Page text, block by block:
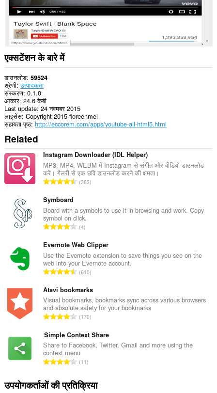
एक्सटेंशन
आपके
ब्राउज़िंग
गतिविधि
पहुँच
प्राप्त
कर
सकता
है।
एक्सटेंशन के बारे में
डाउनलोड 59524
श्रेणी उत्पादकता
संस्करण 0.1.0
आकार 24.6 केबी
Last update 24 नवमबर 2015
लाइसेंस Copyright 2015 floreenmel
सहायता पृष्ठ http://eccorem.com/apps/youtube-all-html5.html
Related
Instagram Downloader (IDL Helper)
MP3, MP4, WEBM में Instagram से संगीत और वीडियो डाउनलोड
करें। गैलरी से एक छवि डाउनलोड करने की क्षमता।
रे
की
कु
ल
ख्या
:
383
Symboard
Board with a symbols to use it in browsing and work. Copy
symbol on click.
रे
ग
की
कु
ल
ख्या
:
4
Evernote Web Clipper
Use the Evernote extension to save things you see on the
web into your Evernote account.
रे
ग
की
कु
ल
ख्या
:
610
Atavi bookmarks
Visual bookmarks, bookmarks sync across various browsers
and absolute safety for your bookmarks
रे
ग
की
कु
ल
ख्या
170
Simple Context Share
Share to Facebook, Twitter, Gmail and more using the
context menu
रे
ग
की
11
उपयोगकर्ताओं की प्रतिक्रिया